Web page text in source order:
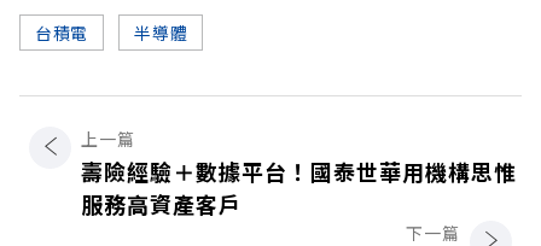
台積電 半導體
上一篇
壽險經驗＋數據平台！國泰世華用機構思惟
服務高資產客戶
下一篇